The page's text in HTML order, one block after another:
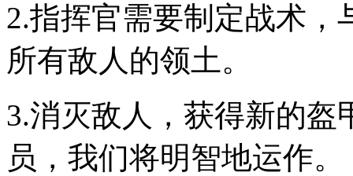
2.指挥官需要制定战术
所有敌人的领土。
3.消灭敌人，获得新的
员，我们将明智地运作。